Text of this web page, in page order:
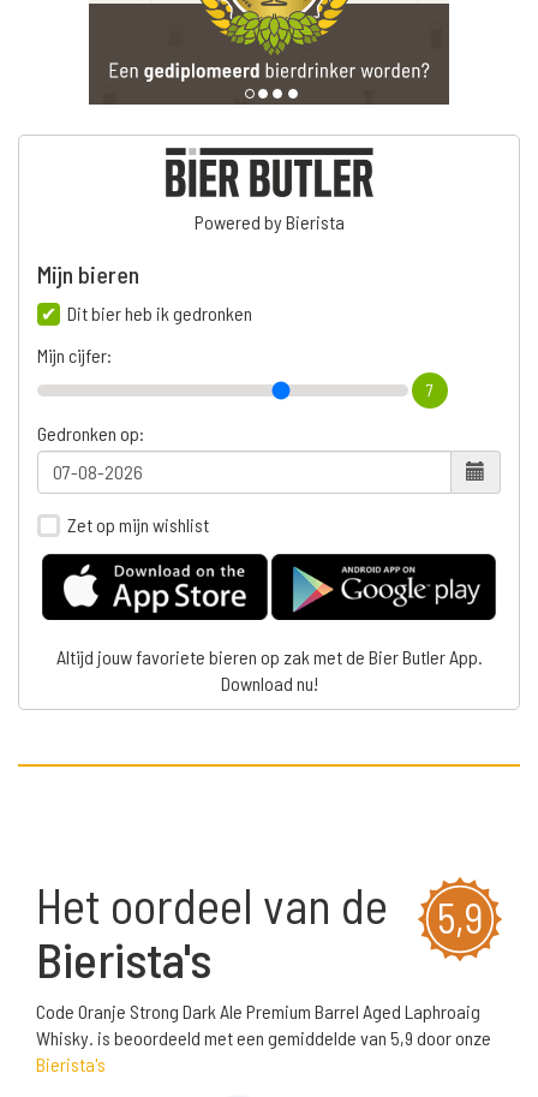
Powered by Bierista
Mijn bieren
Dit bier heb ik gedronken
Mijn cijfer:
7
Gedronken op:
Zet op mijn wishlist
Altijd jouw favoriete bieren op zak met de Bier Butler App.
Download nu!
5,9
Het oordeel van de
Bierista's
Code Oranje Strong Dark Ale Premium Barrel Aged Laphroaig
Whisky. is beoordeeld met een gemiddelde van 5,9 door onze
Bierista's